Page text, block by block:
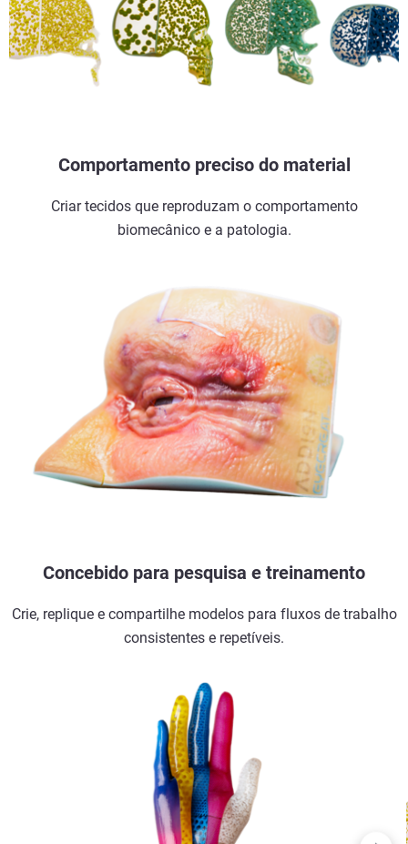
Comportamento preciso do material
Criar tecidos que reproduzam o comportamento
biomecânico e a patologia.
Concebido para pesquisa e treinamento
Crie, replique e compartilhe modelos para fluxos de trabalho
consistentes e repetíveis.